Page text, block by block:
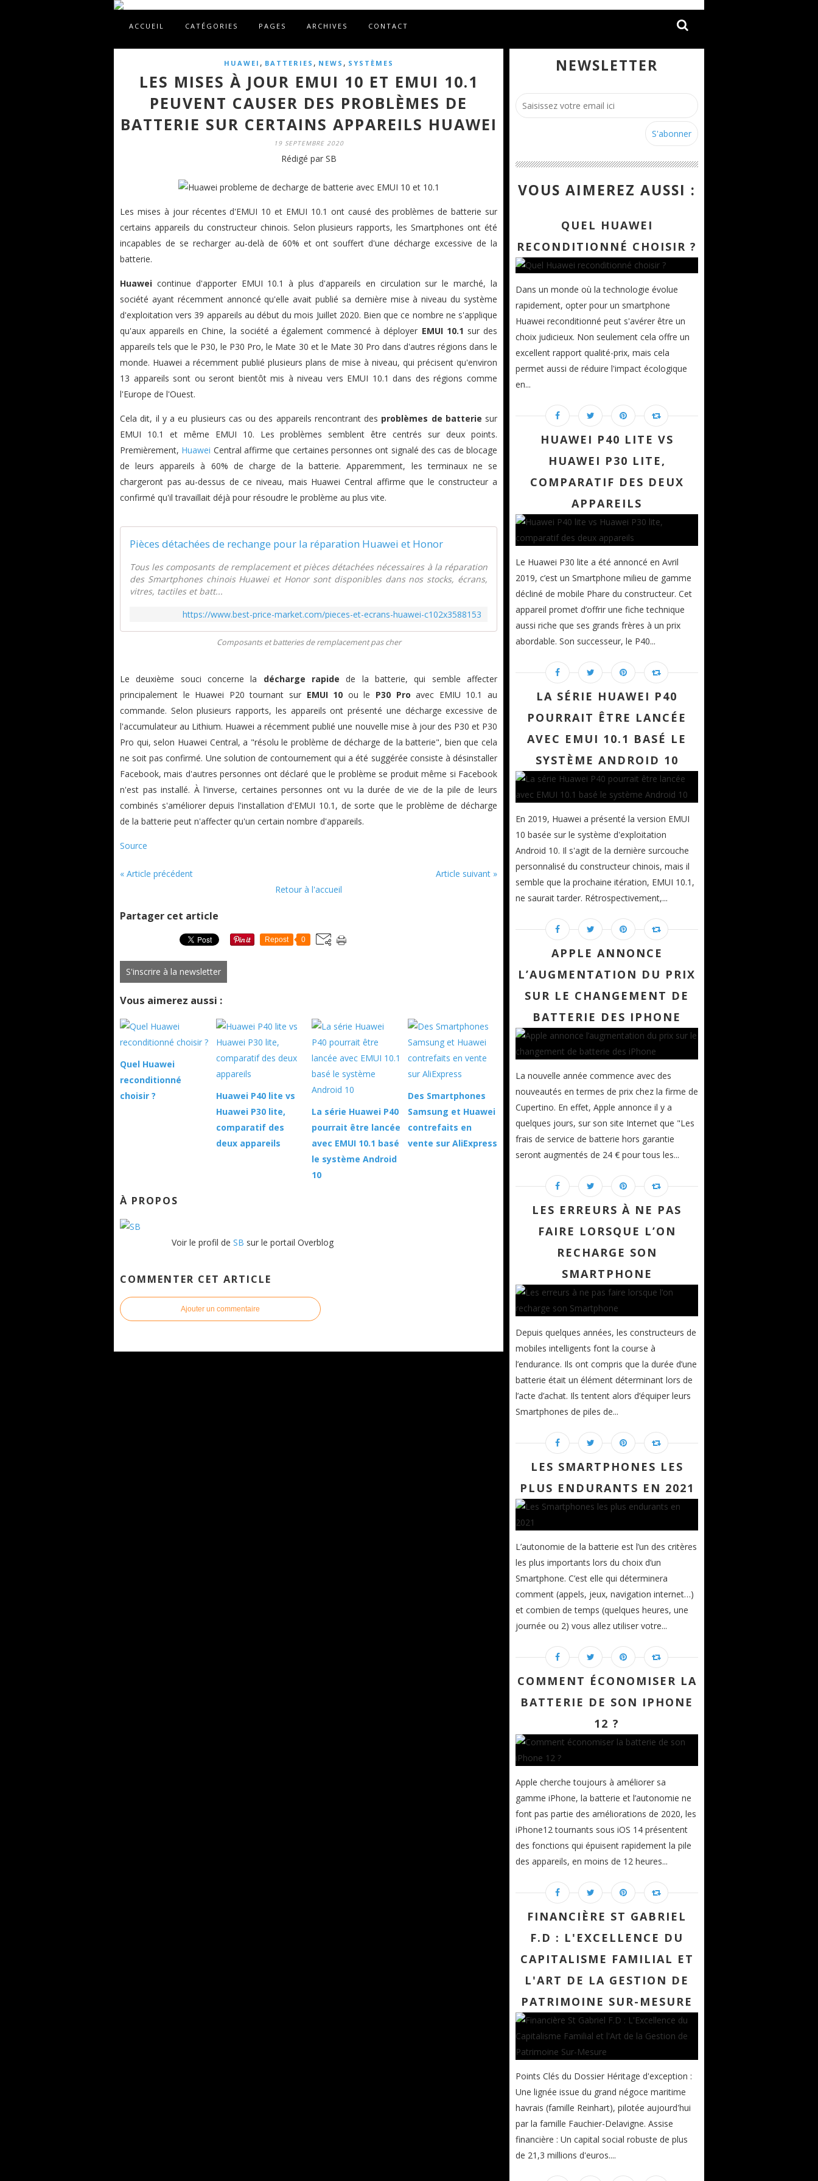
ACCUEIL CATÉGORIES PAGES ARCHIVES CONTACT
HUAWEI , BATTERIES , NEWS , SYSTÈMES
LES MISES À JOUR EMUI 10 ET EMUI 10.1
PEUVENT CAUSER DES PROBLÈMES DE
BATTERIE SUR CERTAINS APPAREILS HUAWEI
19 SEPTEMBRE 2020
Rédigé par SB
Les mises à jour récentes d'EMUI 10 et EMUI 10.1 ont causé des problèmes de batterie sur
certains appareils du constructeur chinois. Selon plusieurs rapports, les Smartphones ont été
incapables de se recharger au-delà de 60% et ont souffert d'une décharge excessive de la
batterie.
Huawei continue d'apporter EMUI 10.1 à plus d'appareils en circulation sur le marché, la
société ayant récemment annoncé qu'elle avait publié sa dernière mise à niveau du système
d'exploitation vers 39 appareils au début du mois Juillet 2020. Bien que ce nombre ne s'applique
qu'aux appareils en Chine, la société a également commencé à déployer EMUI 10.1 sur des
appareils tels que le P30, le P30 Pro, le Mate 30 et le Mate 30 Pro dans d'autres régions dans le
monde. Huawei a récemment publié plusieurs plans de mise à niveau, qui précisent qu'environ
13 appareils sont ou seront bientôt mis à niveau vers EMUI 10.1 dans des régions comme
l'Europe de l'Ouest.
Cela dit, il y a eu plusieurs cas ou des appareils rencontrant des problèmes de batterie sur
EMUI 10.1 et même EMUI 10. Les problèmes semblent être centrés sur deux points.
Premièrement, Huawei Central affirme que certaines personnes ont signalé des cas de blocage
de leurs appareils à 60% de charge de la batterie. Apparemment, les terminaux ne se
chargeront pas au-dessus de ce niveau, mais Huawei Central affirme que le constructeur a
confirmé qu'il travaillait déjà pour résoudre le problème au plus vite.
Pièces détachées de rechange pour la réparation Huawei et Honor
Tous les composants de remplacement et pièces détachées nécessaires à la réparation
des Smartphones chinois Huawei et Honor sont disponibles dans nos stocks, écrans,
vitres, tactiles et batt...
https://www.best-price-market.com/pieces-et-ecrans-huawei-c102x3588153
Composants et batteries de remplacement pas cher
Le deuxième souci concerne la décharge rapide de la batterie, qui semble affecter
principalement le Huawei P20 tournant sur EMUI 10 ou le P30 Pro avec EMIU 10.1 au
commande. Selon plusieurs rapports, les appareils ont présenté une décharge excessive de
l'accumulateur au Lithium. Huawei a récemment publié une nouvelle mise à jour des P30 et P30
Pro qui, selon Huawei Central, a "résolu le problème de décharge de la batterie", bien que cela
ne soit pas confirmé. Une solution de contournement qui a été suggérée consiste à désinstaller
Facebook, mais d'autres personnes ont déclaré que le problème se produit même si Facebook
n'est pas installé. À l'inverse, certaines personnes ont vu la durée de vie de la pile de leurs
combinés s'améliorer depuis l'installation d'EMUI 10.1, de sorte que le problème de décharge
de la batterie peut n'affecter qu'un certain nombre d'appareils.
Source
« Article précédent
Article suivant »
Retour à l'accueil
Partager cet article
Repost 0
S'inscrire à la newsletter
Vous aimerez aussi :
Quel Huawei
reconditionné
choisir ?
Huawei P40 lite vs
Huawei P30 lite,
comparatif des
deux appareils
La série Huawei P40
pourrait être lancée
avec EMUI 10.1 basé
le système Android
10
Des Smartphones
Samsung et Huawei
contrefaits en
vente sur AliExpress
À PROPOS
Voir le profil de SB sur le portail Overblog
COMMENTER CET ARTICLE
Ajouter un commentaire
NEWSLETTER
VOUS AIMEREZ AUSSI :
QUEL HUAWEI
RECONDITIONNÉ CHOISIR ?
Dans un monde où la technologie évolue
rapidement, opter pour un smartphone
Huawei reconditionné peut s'avérer être un
choix judicieux. Non seulement cela offre un
excellent rapport qualité-prix, mais cela
permet aussi de réduire l'impact écologique
en...
HUAWEI P40 LITE VS
HUAWEI P30 LITE,
COMPARATIF DES DEUX
APPAREILS
Le Huawei P30 lite a été annoncé en Avril
2019, c’est un Smartphone milieu de gamme
décliné de mobile Phare du constructeur. Cet
appareil promet d’offrir une fiche technique
aussi riche que ses grands frères à un prix
abordable. Son successeur, le P40...
LA SÉRIE HUAWEI P40
POURRAIT ÊTRE LANCÉE
AVEC EMUI 10.1 BASÉ LE
SYSTÈME ANDROID 10
En 2019, Huawei a présenté la version EMUI
10 basée sur le système d'exploitation
Android 10. Il s'agit de la dernière surcouche
personnalisé du constructeur chinois, mais il
semble que la prochaine itération, EMUI 10.1,
ne saurait tarder. Rétrospectivement,...
APPLE ANNONCE
L’AUGMENTATION DU PRIX
SUR LE CHANGEMENT DE
BATTERIE DES IPHONE
La nouvelle année commence avec des
nouveautés en termes de prix chez la firme de
Cupertino. En effet, Apple annonce il y a
quelques jours, sur son site Internet que "Les
frais de service de batterie hors garantie
seront augmentés de 24 € pour tous les...
LES ERREURS À NE PAS
FAIRE LORSQUE L’ON
RECHARGE SON
SMARTPHONE
Depuis quelques années, les constructeurs de
mobiles intelligents font la course à
l’endurance. Ils ont compris que la durée d’une
batterie était un élément déterminant lors de
l’acte d’achat. Ils tentent alors d’équiper leurs
Smartphones de piles de...
LES SMARTPHONES LES
PLUS ENDURANTS EN 2021
L’autonomie de la batterie est l’un des critères
les plus importants lors du choix d’un
Smartphone. C’est elle qui déterminera
comment (appels, jeux, navigation internet…)
et combien de temps (quelques heures, une
journée ou 2) vous allez utiliser votre...
COMMENT ÉCONOMISER LA
BATTERIE DE SON IPHONE
12 ?
Apple cherche toujours à améliorer sa
gamme iPhone, la batterie et l’autonomie ne
font pas partie des améliorations de 2020, les
iPhone12 tournants sous iOS 14 présentent
des fonctions qui épuisent rapidement la pile
des appareils, en moins de 12 heures...
FINANCIÈRE ST GABRIEL
F.D : L'EXCELLENCE DU
CAPITALISME FAMILIAL ET
L'ART DE LA GESTION DE
PATRIMOINE SUR-MESURE
Points Clés du Dossier Héritage d'exception :
Une lignée issue du grand négoce maritime
havrais (famille Reinhart), pilotée aujourd'hui
par la famille Fauchier-Delavigne. Assise
financière : Un capital social robuste de plus
de 21,3 millions d'euros....